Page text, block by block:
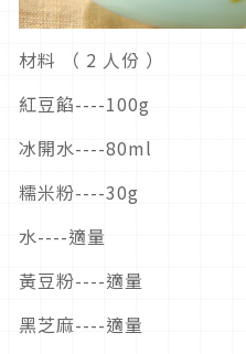
材料 （ 2 人份 ）
紅豆餡----100g
冰開水----80ml
糯米粉----30g
水----適量
黃豆粉----適量
黑芝麻----適量